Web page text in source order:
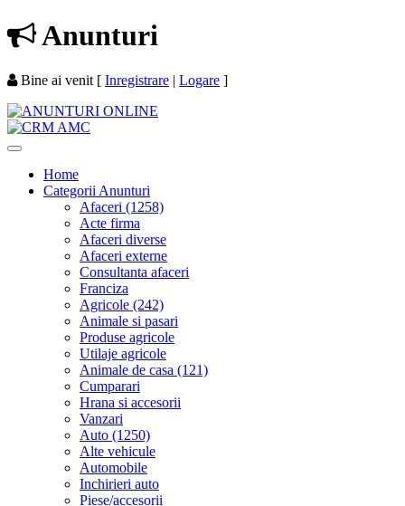
Anunturi
Bine ai venit [ Inregistrare | Logare ]
Home
Categorii Anunturi
Afaceri (1258)
Acte firma
Afaceri diverse
Afaceri externe
Consultanta afaceri
Franciza
Agricole (242)
Animale si pasari
Produse agricole
Utilaje agricole
Animale de casa (121)
Cumparari
Hrana si accesorii
Vanzari
Auto (1250)
Alte vehicule
Automobile
Inchirieri auto
Piese/accesorii